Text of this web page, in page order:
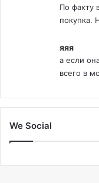
По факту
покупка.
яяя
а если
всего в
We Social